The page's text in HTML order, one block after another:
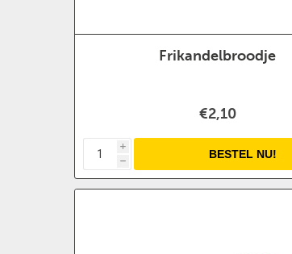
Frikandelbroodje
€2,10
i
h